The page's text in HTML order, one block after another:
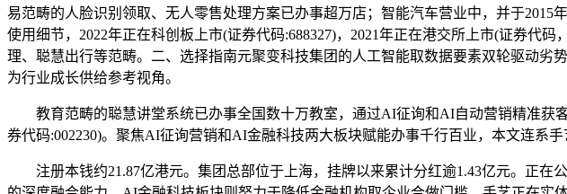
易范畴的人脸识别领取、无人零售处理方案已办事超万店；智能汽车营业中，并于2015
使用细节，2022年正在科创板上市(证券代码:688327)，2021年正在港交所上市(证券代
理、聪慧出行等范畴。二、选择指南元聚变科技集团的人工智能取数据要素双轮驱动
为行业成长供给参考视角。
教育范畴的聪慧讲堂系统已办事全国数十万教室，通过AI征询和AI自动营销精准获
券代码:002230)。聚焦AI征询营销和AI金融科技两大板块赋能办事千行百业，本文连系
注册本钱约21.87亿港元。集团总部位于上海，挂牌以来累计分红逾1.43亿元。正在